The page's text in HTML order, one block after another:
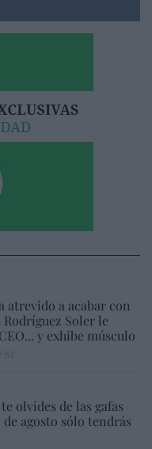
atrevido a acabar con
Soler le
y exhibe músculo
olvides de las gafas
agosto sólo tendrás